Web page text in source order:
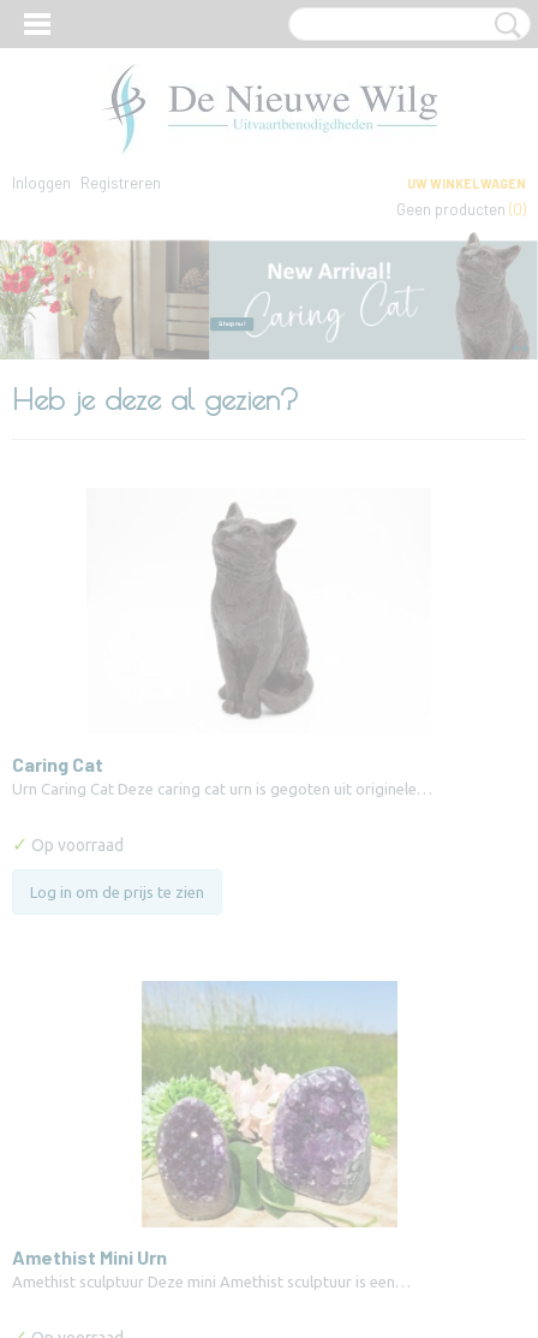
Inloggen Registreren UW WINKELWAGEN
Geen producten (0)
Shop nu!
Heb je deze al gezien?
Caring Cat
Urn Caring Cat Deze caring cat urn is gegoten uit originele…
✓ Op voorraad
Log in om de prijs te zien
Amethist Mini Urn
Amethist sculptuur Deze mini Amethist sculptuur is een…